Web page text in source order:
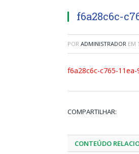
f6a28c6c-
POR ADMINISTRADOR EM
f6a28c6c-c765-
COMPARTILHAR:
CONTEÚDO